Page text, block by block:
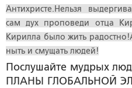
Антихристе.Нельзя
сам дух проповеди отца
Кирилла было жить
ныть и смущать людей!
Послушайте мудрых
ПЛАНЫ ГЛОБАЛЬНОЙ